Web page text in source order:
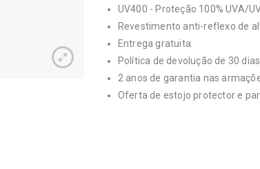
UV400 - Proteção 100% UVA/
Revestimento anti-reflexo de
Entrega gratuita
Política de devolução de 30 dias
2 anos de garantia nas
Oferta de estojo protector e